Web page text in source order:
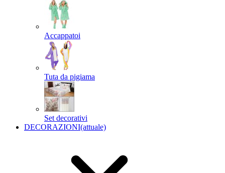
Accappatoi
Tuta da pigiama
Set decorativi
DECORAZIONI(attuale)